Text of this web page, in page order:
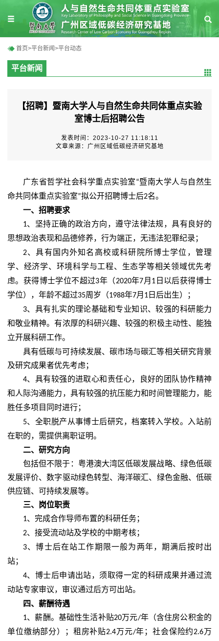
首页>平台新闻>平台动态
平台新闻
【招聘】暨南大学人与自然生命共同体重点实验
室博士后招聘公告
发表时间：2023-10-27 11:18:11
文章来源：广州区域低碳经济研究基地
广东省哲学社会科学重点实验室“暨南大学人与自然生
命共同体重点实验室”拟公开招聘博士后2名。
一、 招聘要求
1、坚持正确的政治方向，遵守法律法规，具有良好的
思想政治表现和品德修养，行为端正，无违法犯罪纪录；
2、具有国内外知名高校或科研院所博士学位，管理
学、经济学、环境科学与工程、生态学等相关领域优先考
虑。获得博士学位不超过3年（2020年7月 1 日以后获得博士
学位），年龄不超过35周岁（1988年7月 1 日后出生）；
3、具有扎实的理论基础和专业知识、较强的科研能力
和敬业精神。有浓厚的科研兴趣、较强的积极主动性、能独
立开展科研工作。
具有低碳与可持续发展、碳市场与碳汇等相关研究背景
及研究成果者优先考虑；
4、具有较强的进取心和责任心，良好的团队协作精神
和人际沟通能力，具有较强的抗压能力和时间管理能力，能
胜任多项目同时进行；
5、全职脱产从事博士后研究，档案转入学校。入站前
在职的，需提供离职证明。
二、 研究方向
包括但不限于：粤港澳大湾区低碳发展战略、绿色低碳
发展评价、数字驱动绿色转型、海洋碳汇、绿色金融、低碳
供应链、可持续发展等。
三、
岗位职责
1、完成合作导师布置的科研任务；
2、接受流动站及学校的中期考核；
3、博士后在站工作期限一般为两年，期满后按时出
站；
4、博士后申请出站，须取得一定的科研成果并通过流
动站专家审议，审议通过后方可出站。
四、 薪酬待遇
1、薪酬。基础性生活补贴20万元/年（含住房公积金的
单位缴纳部分）；租房补贴2.4万元/年；社会保险约2.6万